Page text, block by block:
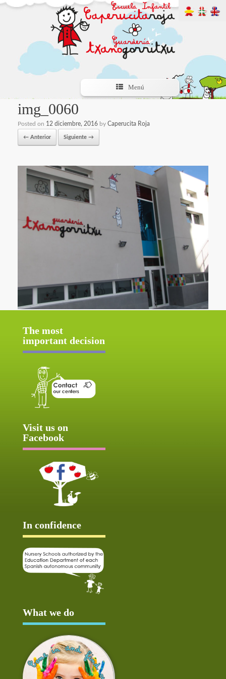
Menú
img_0060
Posted on 12 diciembre, 2016 by Caperucita Roja
← Anterior Siguiente →
The most
important decision
Visit us on
Facebook
In confidence
What we do